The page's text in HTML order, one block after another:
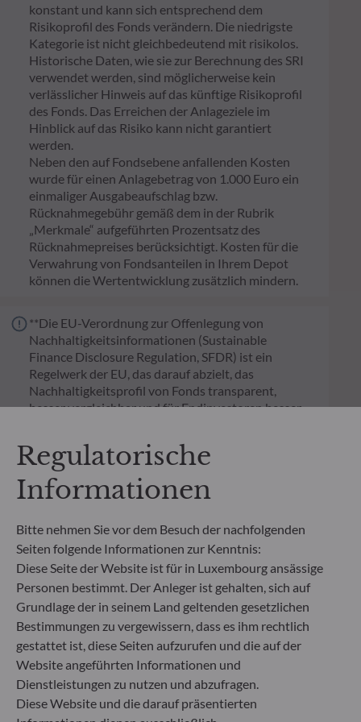
konstant und kann sich entsprechend dem
Risikoprofil des Fonds verändern. Die niedrigste
Kategorie ist nicht gleichbedeutend mit risikolos.
Historische Daten, wie sie zur Berechnung des SRI
verwendet werden, sind möglicherweise kein
verlässlicher Hinweis auf das künftige Risikoprofil
des Fonds. Das Erreichen der Anlageziele im
Hinblick auf das Risiko kann nicht garantiert
werden.
Neben den auf Fondsebene anfallenden Kosten
wurde für einen Anlagebetrag von 1.000 Euro ein
einmaliger Ausgabeaufschlag bzw.
Rücknahmegebühr gemäß dem in der Rubrik
„Merkmale“ aufgeführten Prozentsatz des
Rücknahmepreises berücksichtigt. Kosten für die
Verwahrung von Fondsanteilen in Ihrem Depot
können die Wertentwicklung zusätzlich mindern.
**Die EU-Verordnung zur Offenlegung von
Nachhaltigkeitsinformationen (Sustainable
Finance Disclosure Regulation, SFDR) ist ein
Regelwerk der EU, das darauf abzielt, das
Nachhaltigkeitsprofil von Fonds transparent,
besser vergleichbar und für Endinvestoren besser
Artikel 6: Das Fondsmanagementteam
berücksichtigt bei der Anlageentscheidung keine
Nachhaltigkeitsrisiken oder nachteiligen
Auswirkungen von Anlageentscheidungen auf
Artikel 8: Das Fondsmanagementteam adressiert
Nachhaltigkeitsrisiken, indem es ESG-Kriterien
(Umwelt und/oder Soziales und/oder Governance)
in den Anlageentscheidungsprozess einbezieht.
Artikel 9: Das Fondsmanagementteam verfolgt ein
striktes nachhaltiges Anlageziel, das wesentlich zu
den Herausforderungen des ökologischen
Übergangs beiträgt, und adressiert
Nachhaltigkeitsrisiken durch Ratings, die vom
externen ESG-Datenanbieter der
Verwaltungsgesellschaft bereitgestellt werden.
Regulatorische
Informationen
Bitte nehmen Sie vor dem Besuch der nachfolgenden
Seiten folgende Informationen zur Kenntnis:
Diese Seite der Website ist für in Luxembourg ansässige
Personen bestimmt. Der Anleger ist gehalten, sich auf
Grundlage der in seinem Land geltenden gesetzlichen
Bestimmungen zu vergewissern, dass es ihm rechtlich
gestattet ist, diese Seiten aufzurufen und die auf der
Website angeführten Informationen und
Dienstleistungen zu nutzen und abzufragen.
Diese Website und die darauf präsentierten